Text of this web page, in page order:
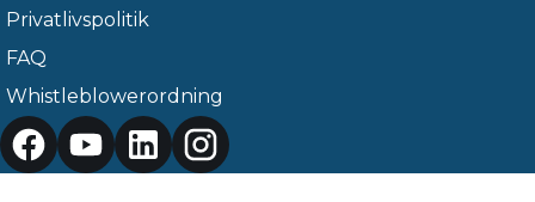
Privatlivspolitik
FAQ
Whistleblowerordning